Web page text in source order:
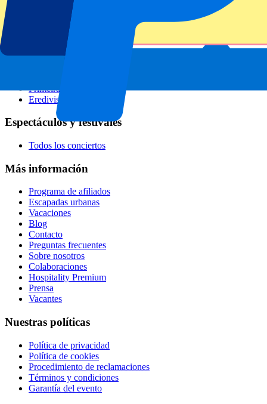
Ligas de fútbol
Champions League
Premier League
Serie A
Primeira Liga
Eredivisie
Espectáculos y festivales
Todos los conciertos
Más información
Programa de afiliados
Escapadas urbanas
Vacaciones
Blog
Contacto
Preguntas frecuentes
Sobre nosotros
Colaboraciones
Hospitality Premium
Prensa
Vacantes
Nuestras políticas
Política de privacidad
Política de cookies
Procedimiento de reclamaciones
Términos y condiciones
Garantía del evento